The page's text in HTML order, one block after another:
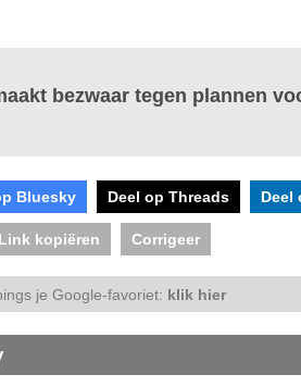
bezwaar tegen plannen
Bluesky Deel op Threads Deel
Link kopiëren Corrigeer
je Google-favoriet: klik hier